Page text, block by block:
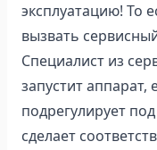
эксплуатацию! То
вызвать
Специалист из
запустит аппарат,
подрегулирует
сделает